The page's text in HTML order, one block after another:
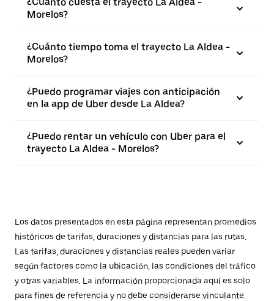
Morelos?
¿Cuánto tiempo toma el trayecto La Aldea -
Morelos?
¿Puedo programar viajes con anticipación
en la app de Uber desde La Aldea?
¿Puedo rentar un vehículo con Uber para el
trayecto La Aldea - Morelos?
Los datos presentados en esta página representan promedios
históricos de tarifas, duraciones y distancias para las rutas.
Las tarifas, duraciones y distancias reales pueden variar
según factores como la ubicación, las condiciones del tráfico
y otras variables. La información proporcionada aquí es solo
para fines de referencia y no debe considerarse vinculante.